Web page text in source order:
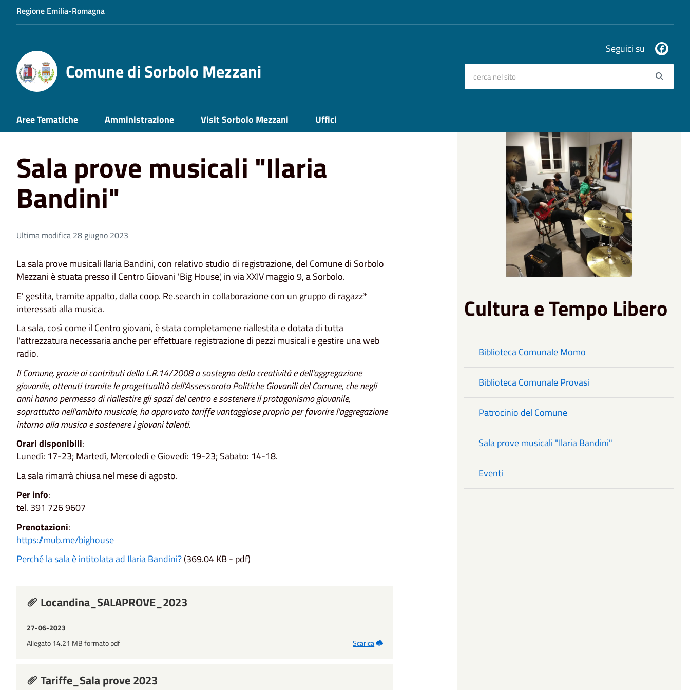
Regione Emilia-Romagna
Comune di Sorbolo Mezzani
Seguici su
Aree Tematiche Amministrazione Visit Sorbolo Mezzani Uffici
Home Aree Tematiche Cultura e Tempo Libero Sala prove musicali "Ilaria Bandini"
Sala prove musicali "Ilaria
Bandini"
Ultima modifica 28 giugno 2023
La sala prove musicali Ilaria Bandini, con relativo studio di registrazione, del Comune di Sorbolo
Mezzani è stuata presso il Centro Giovani 'Big House', in via XXIV maggio 9, a Sorbolo.
E' gestita, tramite appalto, dalla coop. Re.search in collaborazione con un gruppo di ragazz*
interessati alla musica.
La sala, così come il Centro giovani, è stata completamene riallestita e dotata di tutta
l'attrezzatura necessaria anche per effettuare registrazione di pezzi musicali e gestire una web
radio.
Il Comune, grazie ai contributi della L.R.14/2008 a sostegno della creatività e dell'aggregazione
giovanile, ottenuti tramite le progettualità dell'Assessorato Politiche Giovanili del Comune, che negli
anni hanno permesso di riallestire gli spazi del centro e sostenere il protagonismo giovanile,
soprattutto nell'ambito musicale, ha approvato tariffe vantaggiose proprio per favorire l'aggregazione
intorno alla musica e sostenere i giovani talenti.
Orari disponibili:
Lunedì: 17-23; Martedì, Mercoledì e Giovedì: 19-23; Sabato: 14-18.
La sala rimarrà chiusa nel mese di agosto.
Per info:
tel. 391 726 9607
Prenotazioni:
https://mub.me/bighouse
Perché la sala è intitolata ad Ilaria Bandini?(369.04 KB - pdf)
Locandina_SALAPROVE_2023
27-06-2023
Allegato 14.21 MB formato pdf
Scarica
Tariffe_Sala prove 2023
Cultura e Tempo Libero
Biblioteca Comunale Momo
Biblioteca Comunale Provasi
Patrocinio del Comune
Sala prove musicali "Ilaria Bandini"
Eventi